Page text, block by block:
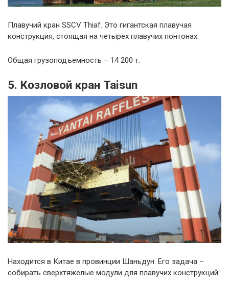
Плавучий кран SSCV Thiaf. Это гигантская плавучая
конструкция, стоящая на четырех плавучих понтонах.
Общая грузоподъемность – 14 200 т.
5. Козловой кран Taisun
Находится в Китае в провинции Шаньдун. Его задача –
собирать сверхтяжелые модули для плавучих конструкций.